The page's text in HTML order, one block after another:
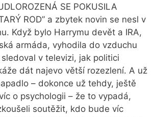
SE POKUSILA
ROD” a zbytek novin se nesl v
Když bylo Harrymu devět a IRA,
armáda, vyhodila do vzduchu
v televizi, jak politici
dát najevo větší rozezlení. A už
– dokonce už tehdy, ještě
o psychologii – že to vypadá,
soutěžit, kdo bude víc